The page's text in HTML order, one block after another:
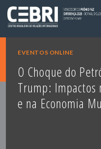
EVENTOS ONLINE
O Choque do
Trump: Impactos
e na Economia